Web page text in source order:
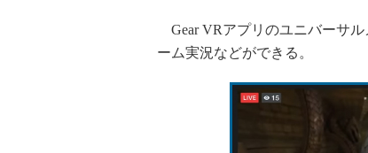
Gear VRアプリのユニバーサル
ーム実況などができる。